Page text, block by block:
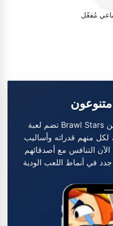
مُفعّل
تضم لعبة Brawl Stars مجموعة كبيرة ومتنوعة من
لكل منهم قدراته وأساليب
التنافس مع أصدقائهم